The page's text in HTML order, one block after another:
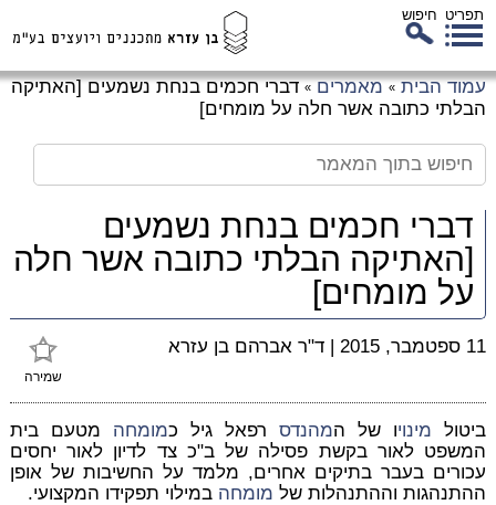
תפריט חיפוש
עמוד הבית » מאמרים » דברי חכמים בנחת נשמעים [האתיקה
הבלתי כתובה אשר חלה על מומחים]
דברי חכמים בנחת נשמעים
[האתיקה הבלתי כתובה אשר חלה
על מומחים]
שמירה
11 ספטמבר, 2015 | ד"ר אברהם בן עזרא
ביטול מינויו של המהנדסרפאל גיל כמומחה מטעם בית
המשפט לאור בקשת פסילה של ב"כ צד לדיון לאור יחסים
עכורים בעבר בתיקים אחרים, מלמד על החשיבות של אופן
ההתנהגות וההתנהלות של מומחה במילוי תפקידו המקצועי.